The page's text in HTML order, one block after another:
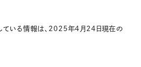
ている情報は、2025年４月24日現在の